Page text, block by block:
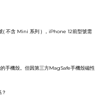
不含 Mini 系列 ) ，iPhone 12前型號需
手機殼。但因第三方MagSafe手機殼磁性